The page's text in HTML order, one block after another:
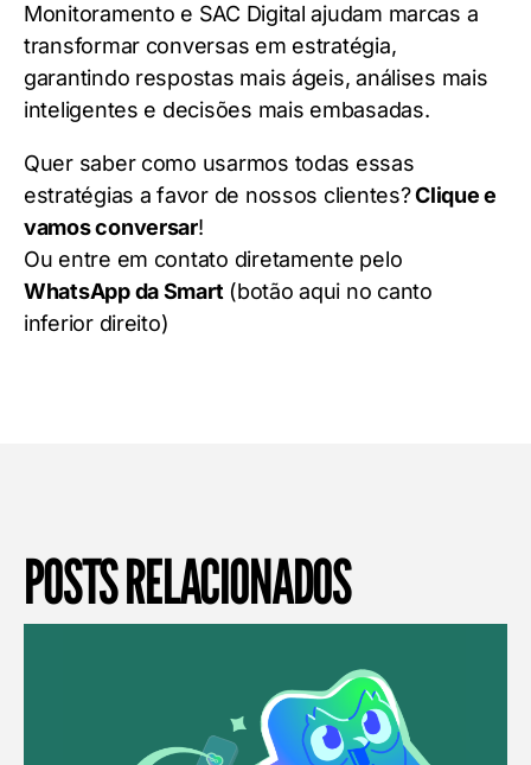
Monitoramento e SAC Digital ajudam marcas a
transformar conversas em estratégia,
garantindo respostas mais ágeis, análises mais
inteligentes e decisões mais embasadas.
Quer saber como usarmos todas essas
estratégias a favor de nossos clientes?Clique e
vamos conversar!
Ou entre em contato diretamente pelo
WhatsApp da Smart (botão aqui no canto
inferior direito)
POSTS RELACIONADOS